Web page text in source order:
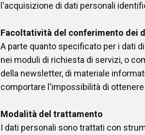
l'acquisizione di dati personali
Facoltatività del conferimento dei
A parte quanto specificato per i dati
nei moduli di richiesta di servizi, o
della newsletter, di materiale
comportare l'impossibilità di
Modalità del trattamento
I dati personali sono trattati con